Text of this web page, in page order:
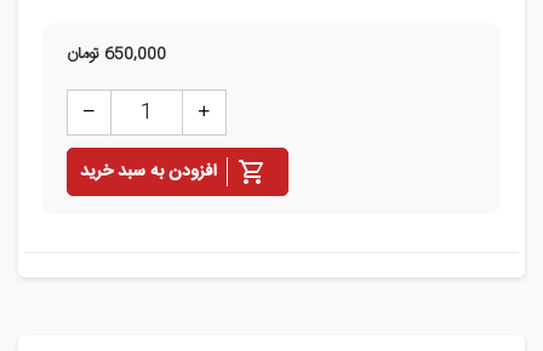
650,000 تومان
افزودن به سبد خرید